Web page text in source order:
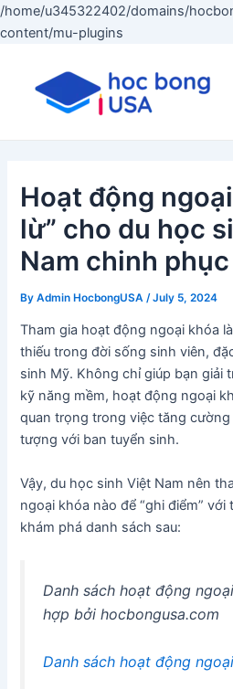
/home/u345322402/domains/
content/mu-plugins
content
Hoạt động
lừ” cho du học
Nam chinh
ByAdmin HocbongUSA/July 5, 2024
Tham gia hoạt động ngoại khóa
thiếu trong đời sống sinh viên,
sinh Mỹ. Không chỉ giúp bạn giải
kỹ năng mềm, hoạt động ngoại
quan trọng trong việc tăng
tượng với ban tuyển sinh.
Vậy, du học sinh Việt Nam nên
ngoại khóa nào để “ghi điểm”
khám phá danh sách sau:
Danh sách hoạt động
hợp bởi hocbongusa.com
Danh sách hoạt động